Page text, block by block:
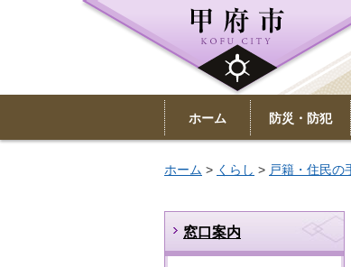
ホーム 防災・防犯
ホーム > くらし > 戸籍・住民の
窓口案内